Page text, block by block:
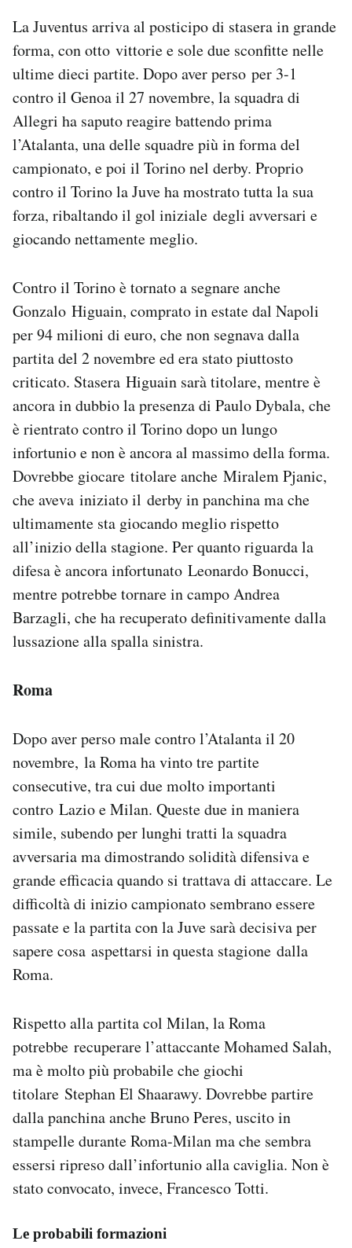
La Juventus arriva al posticipo di stasera in grande
forma, con otto vittorie e sole due sconfitte nelle
ultime dieci partite. Dopo aver perso per 3-1
contro il Genoa il 27 novembre, la squadra di
Allegri ha saputo reagire battendo prima
l’Atalanta, una delle squadre più in forma del
campionato, e poi il Torino nel derby. Proprio
contro il Torino la Juve ha mostrato tutta la sua
forza, ribaltando il gol iniziale degli avversari e
giocando nettamente meglio.
Contro il Torino è tornato a segnare anche
Gonzalo Higuain, comprato in estate dal Napoli
per 94 milioni di euro, che non segnava dalla
partita del 2 novembre ed era stato piuttosto
criticato. Stasera Higuain sarà titolare, mentre è
ancora in dubbio la presenza di Paulo Dybala, che
è rientrato contro il Torino dopo un lungo
infortunio e non è ancora al massimo della forma.
Dovrebbe giocare titolare anche Miralem Pjanic,
che aveva iniziato il derby in panchina ma che
ultimamente sta giocando meglio rispetto
all’inizio della stagione. Per quanto riguarda la
difesa è ancora infortunato Leonardo Bonucci,
mentre potrebbe tornare in campo Andrea
Barzagli, che ha recuperato definitivamente dalla
lussazione alla spalla sinistra.
Roma
Dopo aver perso male contro l’Atalanta il 20
novembre, la Roma ha vinto tre partite
consecutive, tra cui due molto importanti
contro Lazio e Milan. Queste due in maniera
simile, subendo per lunghi tratti la squadra
avversaria ma dimostrando solidità difensiva e
grande efficacia quando si trattava di attaccare. Le
difficoltà di inizio campionato sembrano essere
passate e la partita con la Juve sarà decisiva per
sapere cosa aspettarsi in questa stagione dalla
Roma.
Rispetto alla partita col Milan, la Roma
potrebbe recuperare l’attaccante Mohamed Salah,
ma è molto più probabile che giochi
titolare Stephan El Shaarawy. Dovrebbe partire
dalla panchina anche Bruno Peres, uscito in
stampelle durante Roma-Milan ma che sembra
essersi ripreso dall’infortunio alla caviglia. Non è
stato convocato, invece, Francesco Totti.
Le probabili formazioni